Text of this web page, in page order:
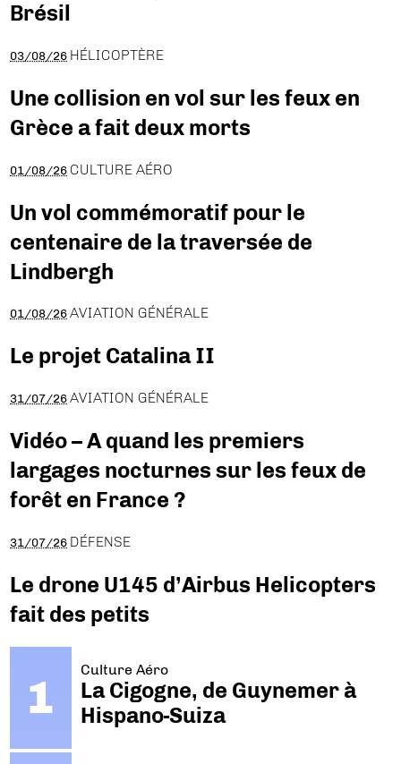
Brésil
03/08/26 HÉLICOPTÈRE
Une collision en vol sur les feux en
Grèce a fait deux morts
01/08/26 CULTURE AÉRO
Un vol commémoratif pour le
centenaire de la traversée de
Lindbergh
01/08/26 AVIATION GÉNÉRALE
Le projet Catalina II
31/07/26 AVIATION GÉNÉRALE
Vidéo – A quand les premiers
largages nocturnes sur les feux de
forêt en France ?
31/07/26 DÉFENSE
Le drone U145 d’Airbus Helicopters
fait des petits
Culture Aéro
La Cigogne, de Guynemer à
Hispano-Suiza